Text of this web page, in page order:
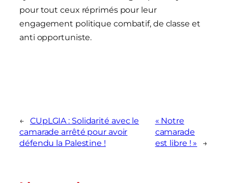
pour tout ceux réprimés pour leur
engagement politique combatif, de classe et
anti opportuniste.
←
CUpLGIA : Solidarité avec le
camarade arrêté pour avoir
défendu la Palestine !
« Notre
camarade
est libre ! »
→